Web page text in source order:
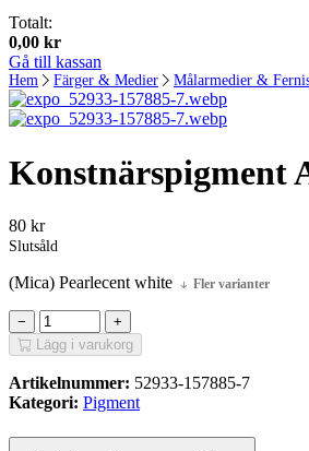
Totalt:
0,00 kr
Gå till kassan
Hem Färger & Medier Målarmedier &
Konstnärspigment
80 kr
Slutsåld
(Mica) Pearlecent white Fler varianter
−
+
Lägg i varukorg
Artikelnummer: 52933-157885-7
Kategori: Pigment